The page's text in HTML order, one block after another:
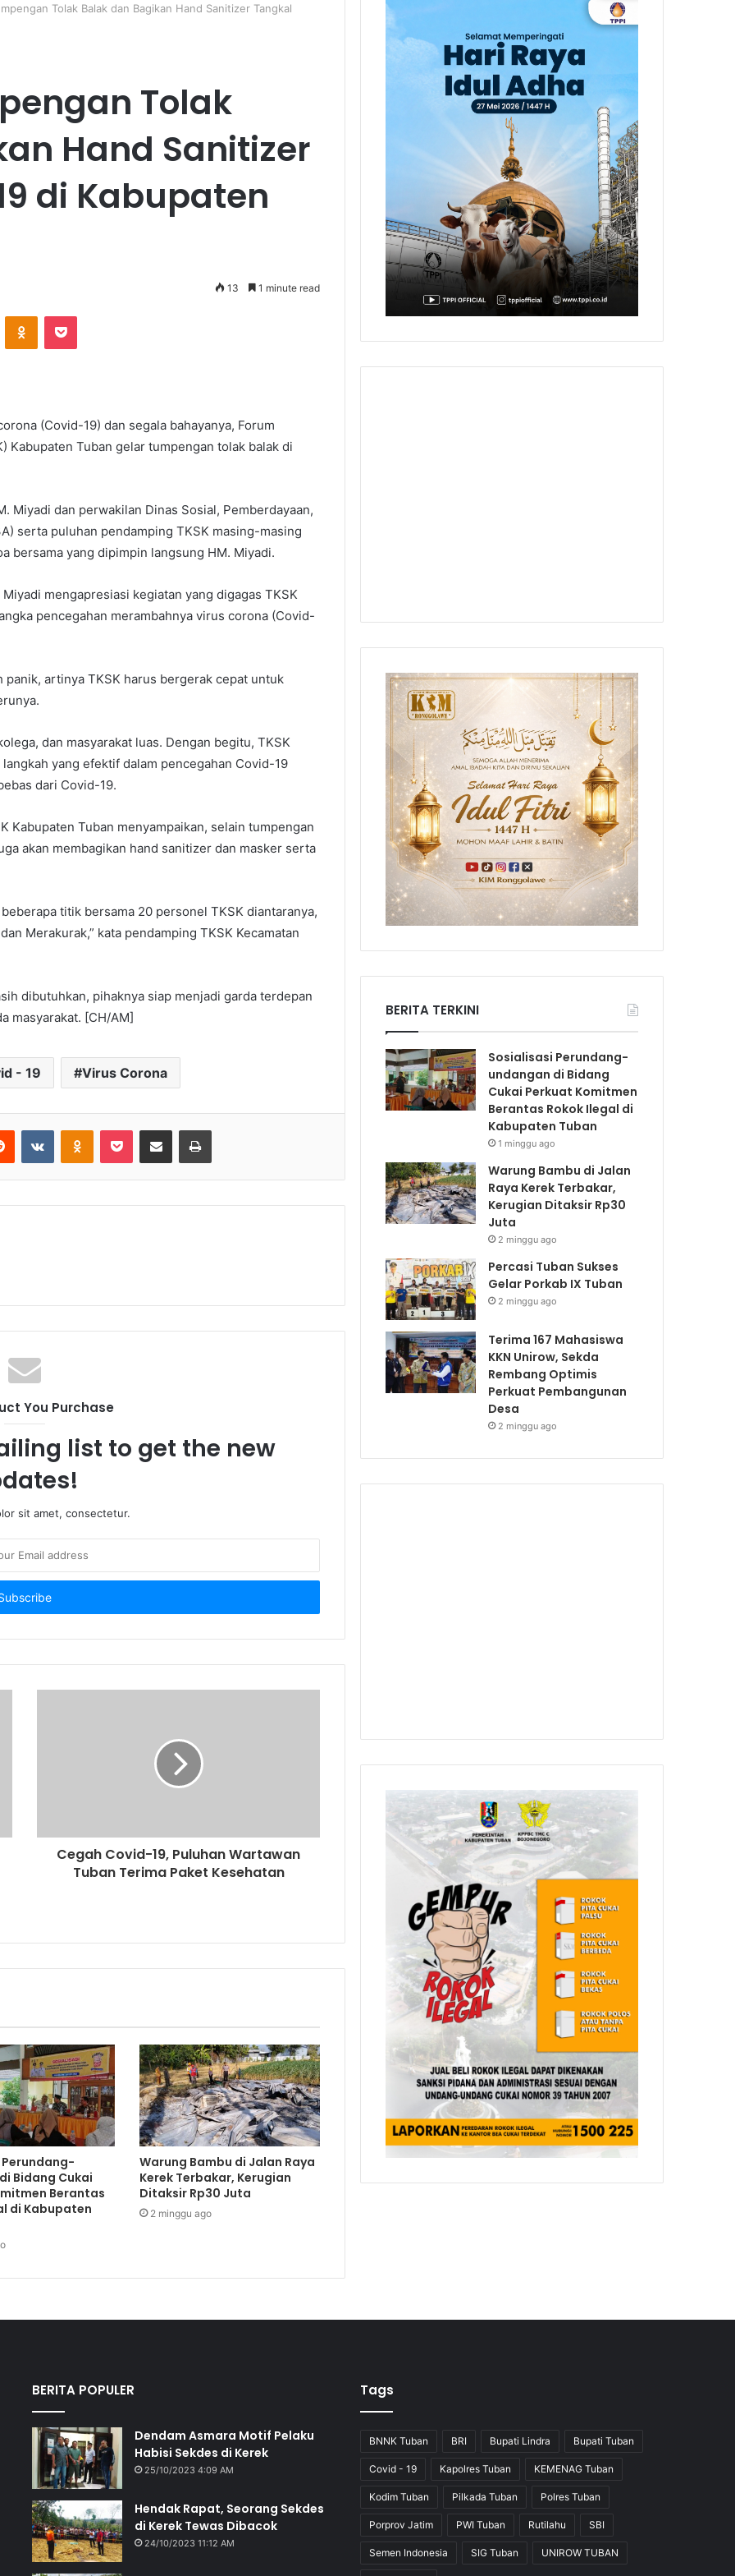
Tolak Balak dan Bagikan Hand Sanitizer Tangkal
Tolak
Hand Sanitizer
di Kabupaten
13 1 minute read
(Covid-19) dan segala bahayanya, Forum
Kabupaten Tuban gelar tumpengan tolak balak di
Miyadi dan perwakilan Dinas Sosial, Pemberdayaan,
serta puluhan pendamping TKSK masing-masing
bersama yang dipimpin langsung HM. Miyadi.
mengapresiasi kegiatan yang digagas TKSK
pencegahan merambahnya virus corona (Covid-
artinya TKSK harus bergerak cepat untuk
dan masyarakat luas. Dengan begitu, TKSK
yang efektif dalam pencegahan Covid-19
dari Covid-19.
Kabupaten Tuban menyampaikan, selain tumpengan
akan membagikan hand sanitizer dan masker serta
titik bersama 20 personel TKSK diantaranya,
Merakurak,” kata pendamping TKSK Kecamatan
dibutuhkan, pihaknya siap menjadi garda terdepan
masyarakat. [CH/AM]
- 19 Virus Corona
You Purchase
list to get the new
sit amet, consectetur.
Cegah Covid-19, Puluhan Wartawan
Tuban Terima Paket Kesehatan
Bidang Cukai
Berantas
di Kabupaten
Warung Bambu di Jalan Raya
Kerek Terbakar, Kerugian
Ditaksir Rp30 Juta
2 minggu ago
BERITA TERKINI
Sosialisasi Perundang-
undangan di Bidang
Cukai Perkuat Komitmen
Berantas Rokok Ilegal di
Kabupaten Tuban
1 minggu ago
Warung Bambu di Jalan
Raya Kerek Terbakar,
Kerugian Ditaksir Rp30
Juta
2 minggu ago
Percasi Tuban Sukses
Gelar Porkab IX Tuban
2 minggu ago
Terima 167 Mahasiswa
KKN Unirow, Sekda
Rembang Optimis
Perkuat Pembangunan
Desa
2 minggu ago
BERITA POPULER
Dendam Asmara Motif Pelaku
Habisi Sekdes di Kerek
25/10/2023 4:09 AM
Hendak Rapat, Seorang Sekdes
di Kerek Tewas Dibacok
24/10/2023 11:12 AM
Tags
BNNK Tuban BRI Bupati Lindra Bupati Tuban
Covid - 19 Kapolres Tuban KEMENAG Tuban
Kodim Tuban Pilkada Tuban Polres Tuban
Porprov Jatim PWI Tuban Rutilahu SBI
Semen Indonesia SIG Tuban UNIROW TUBAN